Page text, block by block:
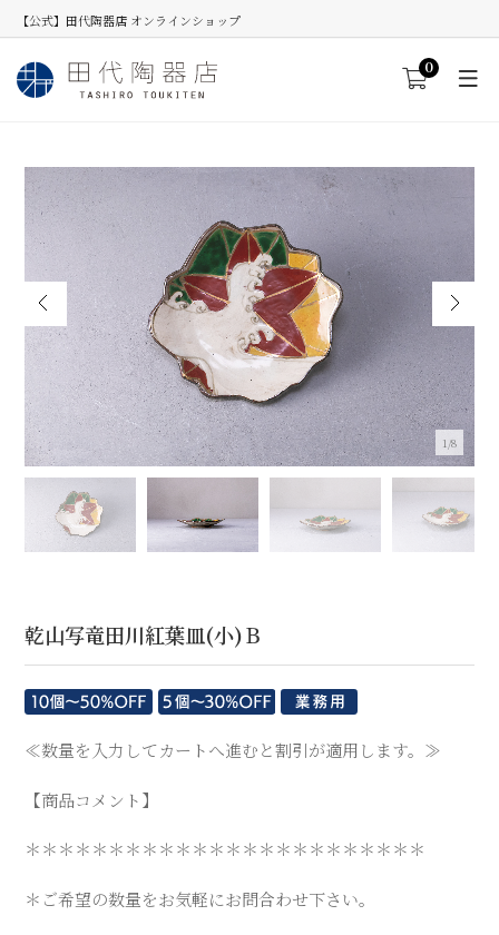
【公式】田代陶器店 オンラインショップ
0
2/8
乾山写竜田川紅葉皿(小)Ｂ
≪数量を入力してカートへ進むと割引が適用します。≫
【商品コメント】
＊＊＊＊＊＊＊＊＊＊＊＊＊＊＊＊＊＊＊＊＊＊＊＊
＊ご希望の数量をお気軽にお問合わせ下さい。